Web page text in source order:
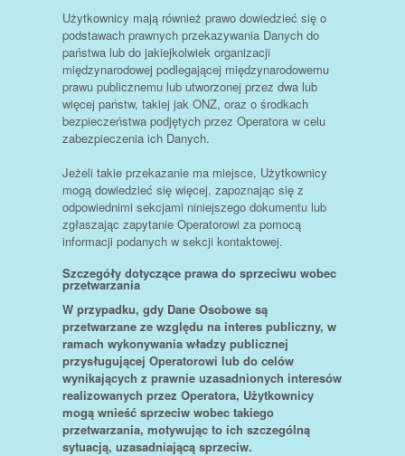
Użytkownicy mają również prawo dowiedzieć się o
podstawach prawnych przekazywania Danych do
państwa lub do jakiejkolwiek organizacji
międzynarodowej podlegającej międzynarodowemu
prawu publicznemu lub utworzonej przez dwa lub
więcej państw, takiej jak ONZ, oraz o środkach
bezpieczeństwa podjętych przez Operatora w celu
zabezpieczenia ich Danych.
Jeżeli takie przekazanie ma miejsce, Użytkownicy
mogą dowiedzieć się więcej, zapoznając się z
odpowiednimi sekcjami niniejszego dokumentu lub
zgłaszając zapytanie Operatorowi za pomocą
informacji podanych w sekcji kontaktowej.
Szczegóły dotyczące prawa do sprzeciwu wobec
przetwarzania
W przypadku, gdy Dane Osobowe są
przetwarzane ze względu na interes publiczny, w
ramach wykonywania władzy publicznej
przysługującej Operatorowi lub do celów
wynikających z prawnie uzasadnionych interesów
realizowanych przez Operatora, Użytkownicy
mogą wnieść sprzeciw wobec takiego
przetwarzania, motywując to ich szczególną
sytuacją, uzasadniającą sprzeciw.